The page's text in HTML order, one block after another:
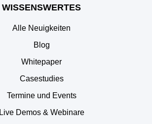
WISSENSWERTES
Alle Neuigkeiten
Blog
Whitepaper
Casestudies
Termine und Events
Live Demos & Webinare